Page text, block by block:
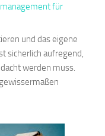
für
und das eigene
sicherlich aufregend,
werden muss.